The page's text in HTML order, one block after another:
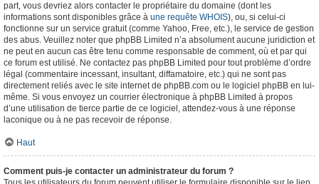
part, vous devriez alors contacter le propriétaire du domaine (dont les
informations sont disponibles grâce à une requête WHOIS), ou, si celui-ci
fonctionne sur un service gratuit (comme Yahoo, Free, etc.), le service de gestion
des abus. Veuillez noter que phpBB Limited n’a absolument aucune juridiction et
ne peut en aucun cas être tenu comme responsable de comment, où et par qui
ce forum est utilisé. Ne contactez pas phpBB Limited pour tout problème d’ordre
légal (commentaire incessant, insultant, diffamatoire, etc.) qui ne sont pas
directement reliés avec le site internet de phpBB.com ou le logiciel phpBB en lui-
même. Si vous envoyez un courrier électronique à phpBB Limited à propos
d’une utilisation de tierce partie de ce logiciel, attendez-vous à une réponse
laconique ou à ne pas recevoir de réponse.
Haut
Comment puis-je contacter un administrateur du forum ?